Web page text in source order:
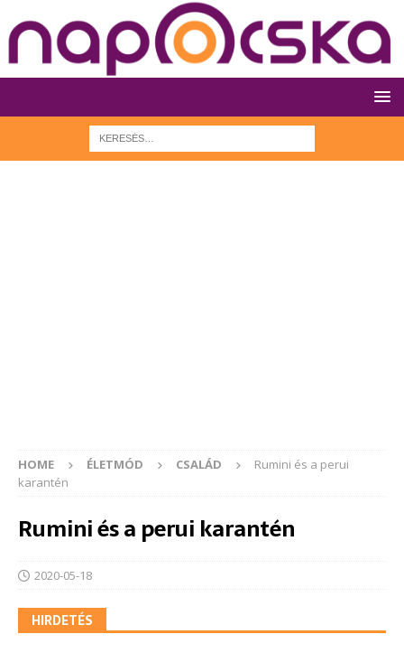
HOME ÉLETMÓD CSALÁD
Rumini és a perui
karantén
Rumini és a perui karantén
2020-05-18
HIRDETÉS